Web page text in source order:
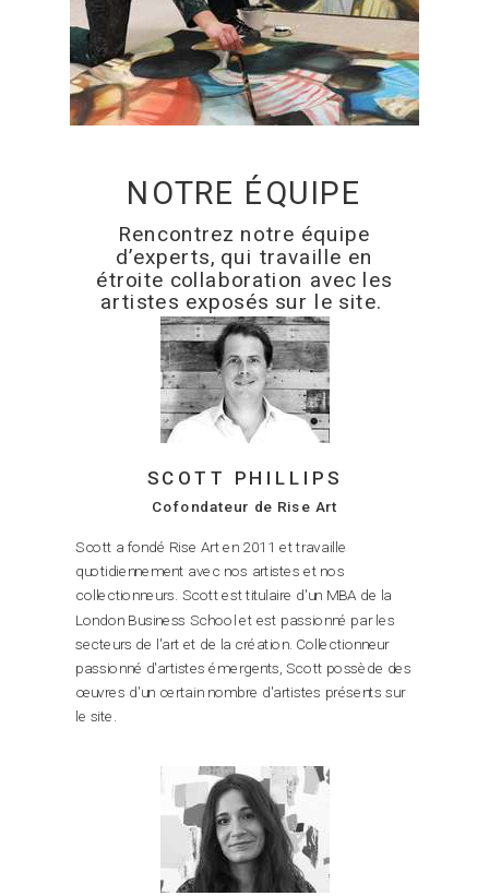
SCOTT PHILLIPS
Cofondateur de Rise Art
Scott a fondé Rise Art en 2011 et travaille
quotidiennement avec nos artistes et nos
collectionneurs. Scott est titulaire d'un MBA de la
London Business School et est passionné par les
secteurs de l'art et de la création. Collectionneur
passionné d'artistes émergents, Scott possède des
œuvres d'un certain nombre d'artistes présents sur
le site.
NOTRE ÉQUIPE
Rencontrez notre équipe
d’experts, qui travaille en
étroite collaboration avec les
artistes exposés sur le site.